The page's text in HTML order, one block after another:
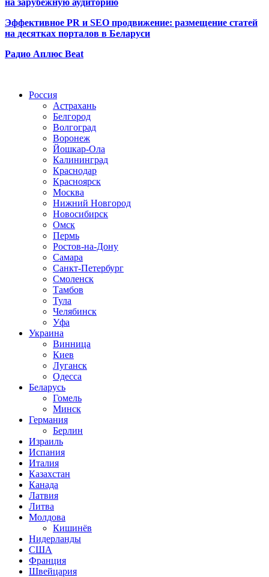
на зарубежную аудиторию
Эффективное PR и SEO продвижение: размещение статей
на десятках порталов в Беларуси
Радио Аплюс Beat
Россия
Астрахань
Белгород
Волгоград
Воронеж
Йошкар-Ола
Калининград
Краснодар
Красноярск
Москва
Нижний Новгород
Новосибирск
Омск
Пермь
Ростов-на-Дону
Самара
Санкт-Петербург
Смоленск
Тамбов
Тула
Челябинск
Уфа
Украина
Винница
Киев
Луганск
Одесса
Беларусь
Гомель
Минск
Германия
Берлин
Израиль
Испания
Италия
Казахстан
Канада
Латвия
Литва
Молдова
Кишинёв
Нидерланды
США
Франция
Швейцария